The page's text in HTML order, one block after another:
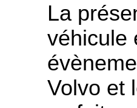
La
véhicule
Volvo et